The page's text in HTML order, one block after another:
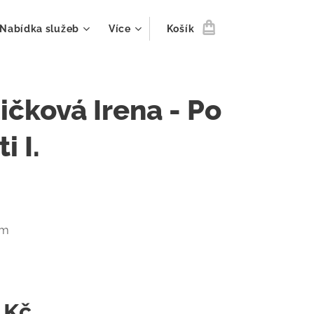
Nabídka služeb Více Košík
Irena - Po
I.